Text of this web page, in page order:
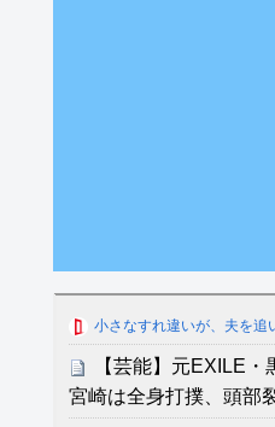
小さなすれ違いが、夫を追
【芸能】元EXILE
宮崎は全身打撲、頭部